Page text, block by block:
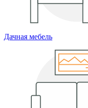
Дачная мебель